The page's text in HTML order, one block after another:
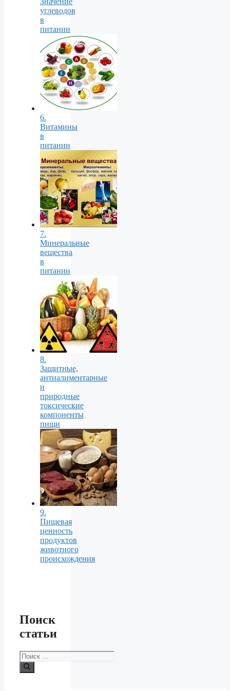
углеводов
в
питании
6.
Витамины
в
питании
7.
Минеральные
вещества
в
питании
8.
Защитные,
антиалиментарные
и
природные
токсические
компоненты
пищи
9.
Пищевая
ценность
продуктов
животного
происхождения
Поиск
статьи
Поиск: